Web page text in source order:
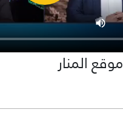
موقع المنار